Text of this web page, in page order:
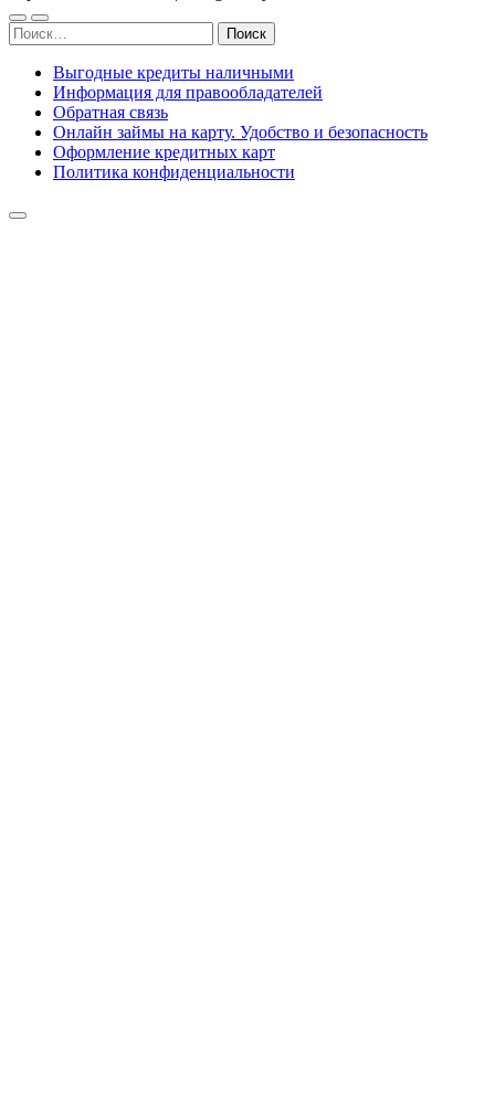
Найти:
Выгодные кредиты наличными
Информация для правообладателей
Обратная связь
Онлайн займы на карту. Удобство и безопасность
Оформление кредитных карт
Политика конфиденциальности